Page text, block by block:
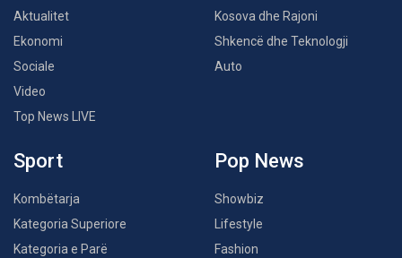
Aktualitet
Ekonomi
Sociale
Video
Top News LIVE
Kosova dhe Rajoni
Shkencë dhe Teknologji
Auto
Sport
Kombëtarja
Kategoria Superiore
Kategoria e Parë
Pop News
Showbiz
Lifestyle
Fashion